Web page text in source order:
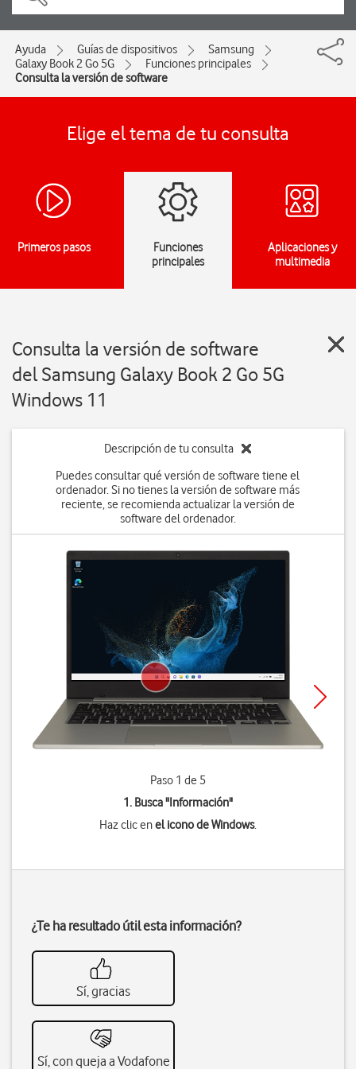
Ayuda Guías de dispositivos
Samsung
Galaxy Book 2 Go 5G
Funciones principales
Consulta la versión de software
Elige el tema de tu consulta
Primeros pasos
Funciones
principales
Aplicaciones y
multimedia
Consulta la versión de software
del Samsung Galaxy Book 2 Go 5G
Windows 11
Descripción de tu consulta
Puedes consultar qué versión de software tiene el
ordenador. Si no tienes la versión de software más
reciente, se recomienda actualizar la versión de
software del ordenador.
Paso 1 de 5
1. Busca "Información"
Haz clic enel icono de Windows.
¿Te ha resultado útil esta información?
Sí, gracias
Sí, con queja a Vodafone